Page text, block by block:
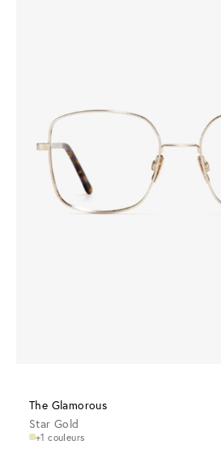
The Glamorous
Star Gold
+1 couleurs